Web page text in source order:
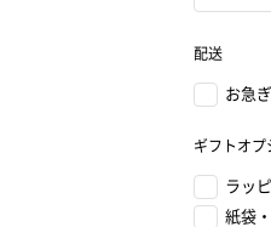
配送
お急
ギフトオプ
ラッ
紙袋